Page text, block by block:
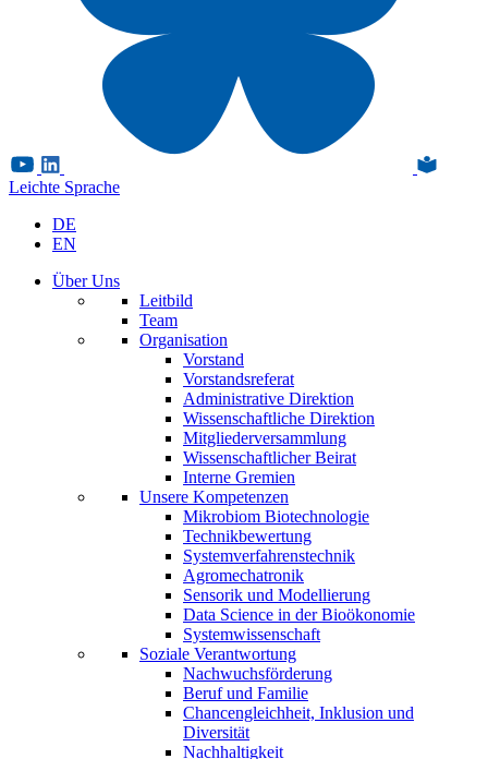
Leichte Sprache
DE
EN
Über Uns
Leitbild
Team
Organisation
Vorstand
Vorstandsreferat
Administrative Direktion
Wissenschaftliche Direktion
Mitgliederversammlung
Wissenschaftlicher Beirat
Interne Gremien
Unsere Kompetenzen
Mikrobiom Biotechnologie
Technikbewertung
Systemverfahrenstechnik
Agromechatronik
Sensorik und Modellierung
Data Science in der Bioökonomie
Systemwissenschaft
Soziale Verantwortung
Nachwuchsförderung
Beruf und Familie
Chancengleichheit, Inklusion und
Diversität
Nachhaltigkeit